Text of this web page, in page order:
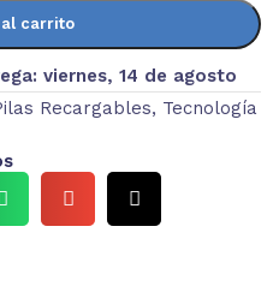
carrito
viernes, 14 de agosto
Recargables, Tecnología